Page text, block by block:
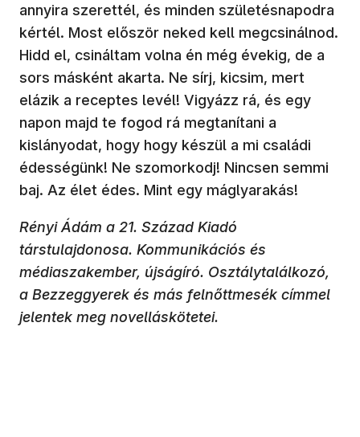
annyira szerettél, és minden születésnapodra
kértél. Most először neked kell megcsinálnod.
Hidd el, csináltam volna én még évekig, de a
sors másként akarta. Ne sírj, kicsim, mert
elázik a receptes levél! Vigyázz rá, és egy
napon majd te fogod rá megtanítani a
kislányodat, hogy hogy készül a mi családi
édességünk! Ne szomorkodj! Nincsen semmi
baj. Az élet édes. Mint egy máglyarakás!
Rényi Ádám a 21. Század Kiadó
társtulajdonosa. Kommunikációs és
médiaszakember, újságíró. Osztálytalálkozó,
a Bezzeggyerek és más felnőttmesék címmel
jelentek meg novelláskötetei.